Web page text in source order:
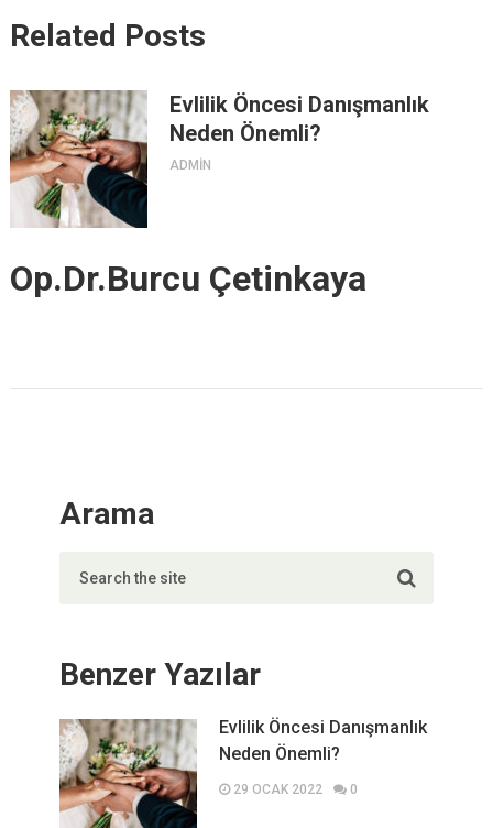
Related Posts
Evlilik Öncesi Danışmanlık
Neden Önemli?
ADMIN
Op.Dr.Burcu Çetinkaya
Arama
Benzer Yazılar
Evlilik Öncesi Danışmanlık
Neden Önemli?
29 OCAK 2022 0